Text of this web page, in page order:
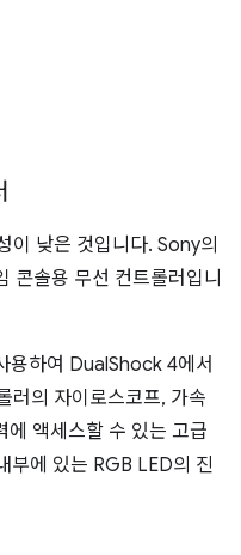
이 낮은 것입니다. Sony의
솔용 무선 컨트롤러입니
하여 DualShock 4에서
러의 자이로스코프, 가속
에 액세스할 수 있는 고급
부에 있는 RGB LED의 진